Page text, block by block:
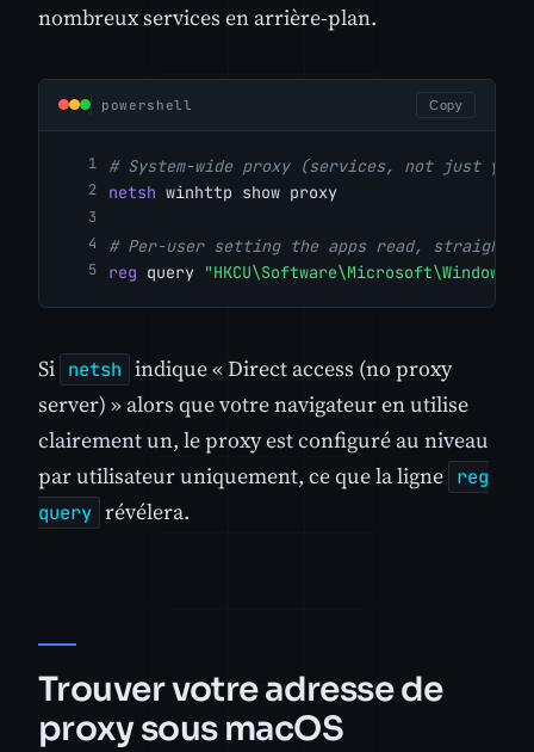
nombreux services en arrière-plan.
powershell Copy
# System-wide proxy (services, not just your
netsh winhttp show proxy
# Per-user setting the apps read, straight
reg query
Si netsh indique « Direct access (no proxy
server) » alors que votre navigateur en utilise
clairement un, le proxy est configuré au niveau
par utilisateur uniquement, ce que la ligne reg
query révélera.
Trouver votre adresse de
proxy sous macOS